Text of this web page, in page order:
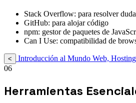
Stack Overflow: para resolver
GitHub: para alojar código
npm: gestor de paquetes de
Can I Use: compatibilidad de
<
Introducción al Mundo Web,
06
Herramientas